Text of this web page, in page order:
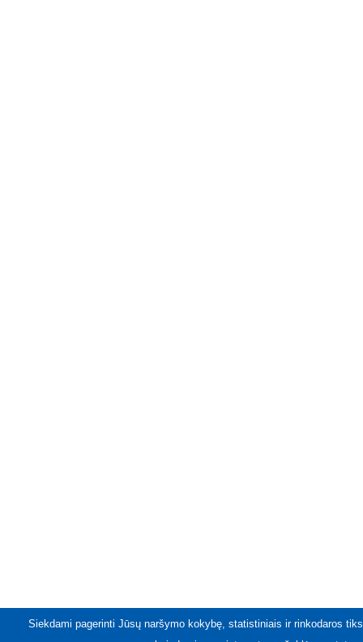
Siekdami pagerinti Jūsų naršymo kokybę, statistiniais ir rinkodaros